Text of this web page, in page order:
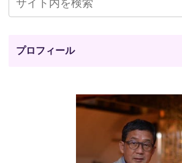
プロフィール